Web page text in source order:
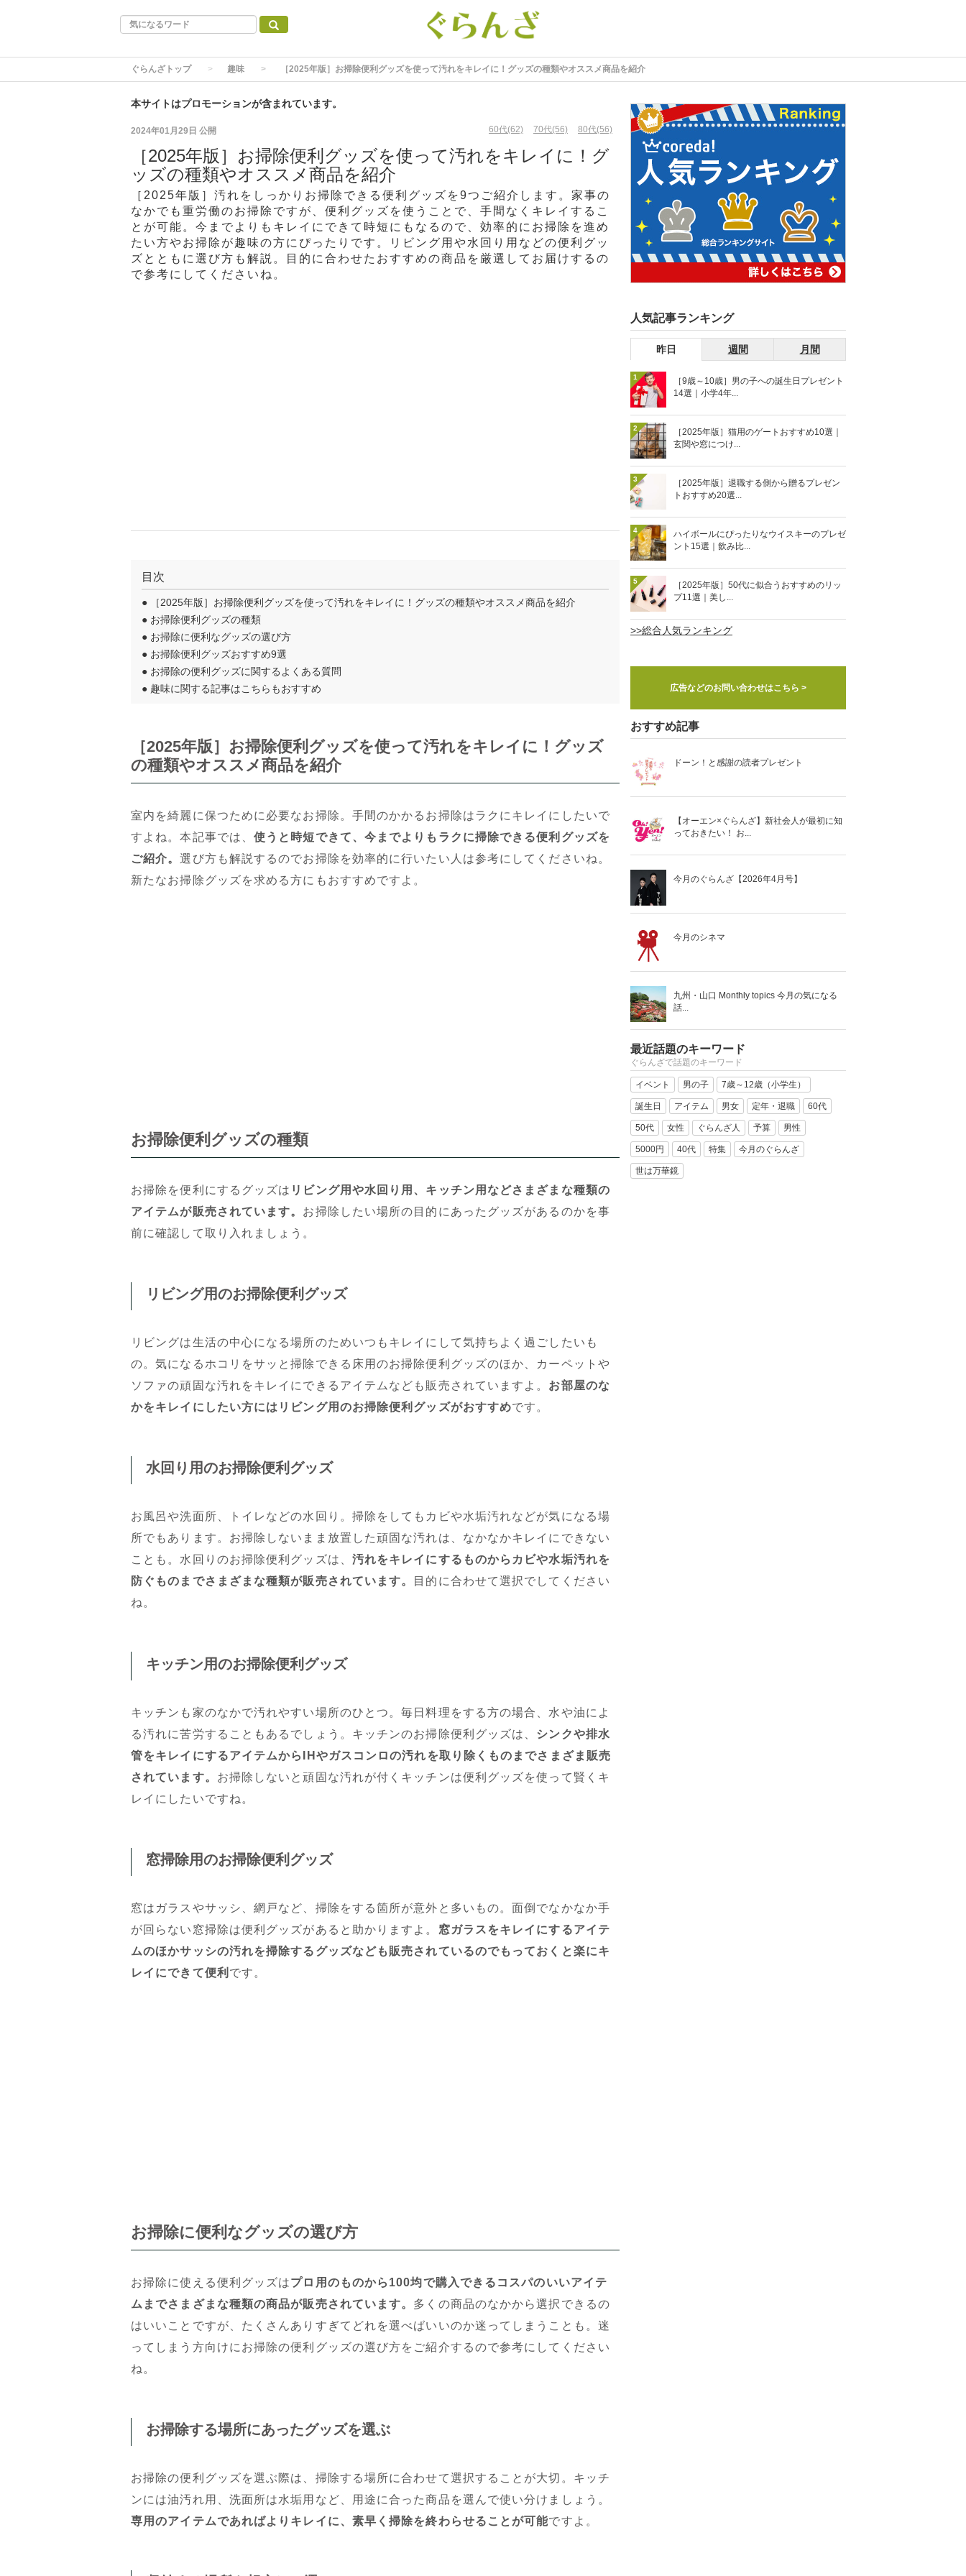
ぐらんざトップ 趣味 ［2025年版］お掃除便利グッズを使って汚れをキレイに！グッズの種類やオススメ商品を紹介
本サイトはプロモーションが含まれています。
2024年01月29日 公開 60代(62) 70代(56) 80代(56)
［2025年版］お掃除便利グッズを使って汚れをキレイに！グ
ッズの種類やオススメ商品を紹介
［2025年版］汚れをしっかりお掃除できる便利グッズを9つご紹介します。家事の
なかでも重労働のお掃除ですが、便利グッズを使うことで、手間なくキレイするこ
とが可能。今までよりもキレイにできて時短にもなるので、効率的にお掃除を進め
たい方やお掃除が趣味の方にぴったりです。リビング用や水回り用などの便利グッ
ズとともに選び方も解説。目的に合わせたおすすめの商品を厳選してお届けするの
で参考にしてくださいね。
目次
● ［2025年版］お掃除便利グッズを使って汚れをキレイに！グッズの種類やオススメ商品を紹介
● お掃除便利グッズの種類
● お掃除に便利なグッズの選び方
● お掃除便利グッズおすすめ9選
● お掃除の便利グッズに関するよくある質問
● 趣味に関する記事はこちらもおすすめ
［2025年版］お掃除便利グッズを使って汚れをキレイに！グッズ
の種類やオススメ商品を紹介
室内を綺麗に保つために必要なお掃除。手間のかかるお掃除はラクにキレイにしたいで
すよね。本記事では、 使うと時短できて、今までよりもラクに掃除できる便利グッズを
ご紹介。選び方も解説するのでお掃除を効率的に行いたい人は参考にしてくださいね。
新たなお掃除グッズを求める方にもおすすめですよ。
お掃除便利グッズの種類
お掃除を便利にするグッズは リビング用や水回り用、キッチン用などさまざまな種類の
アイテムが販売されています。 お掃除したい場所の目的にあったグッズがあるのかを事
前に確認して取り入れましょう。
リビング用のお掃除便利グッズ
リビングは生活の中心になる場所のためいつもキレイにして気持ちよく過ごしたいも
の。気になるホコリをサッと掃除できる床用のお掃除便利グッズのほか、カーペットや
ソファの頑固な汚れをキレイにできるアイテムなども販売されていますよ。 お部屋のな
かをキレイにしたい方にはリビング用のお掃除便利グッズがおすすめです。
水回り用のお掃除便利グッズ
お風呂や洗面所、トイレなどの水回り。掃除をしてもカビや水垢汚れなどが気になる場
所でもあります。お掃除しないまま放置した頑固な汚れは、なかなかキレイにできない
ことも。水回りのお掃除便利グッズは、 汚れをキレイにするものからカビや水垢汚れを
防ぐものまでさまざまな種類が販売されています。
目的に合わせて選択でしてください
ね。
キッチン用のお掃除便利グッズ
キッチンも家のなかで汚れやすい場所のひとつ。毎日料理をする方の場合、水や油によ
る汚れに苦労することもあるでしょう。キッチンのお掃除便利グッズは、 シンクや排水
管をキレイにするアイテムからIHやガスコンロの汚れを取り除くものまでさまざま販売
されています。 お掃除しないと頑固な汚れが付くキッチンは便利グッズを使って賢くキ
レイにしたいですね。
窓掃除用のお掃除便利グッズ
窓はガラスやサッシ、網戸など、掃除をする箇所が意外と多いもの。面倒でなかなか手
が回らない窓掃除は便利グッズがあると助かりますよ。 窓ガラスをキレイにするアイテ
ムのほかサッシの汚れを掃除するグッズなども販売されているのでもっておくと楽にキ
レイにできて便利 です。
お掃除に便利なグッズの選び方
お掃除に使える便利グッズはプロ用のものから100均で購入できるコスパのいいアイテ
ムまでさまざまな種類の商品が販売されています。 多くの商品のなかから選択できるの
はいいことですが、たくさんありすぎてどれを選べばいいのか迷ってしまうことも。迷
ってしまう方向けにお掃除の便利グッズの選び方をご紹介するので参考にしてください
ね。
お掃除する場所にあったグッズを選ぶ
お掃除の便利グッズを選ぶ際は、掃除する場所に合わせて選択することが大切。キッチ
ンには油汚れ用、洗面所は水垢用など、用途に合った商品を選んで使い分けましょう。
専用のアイテムであればよりキレイに、素早く掃除を終わらせることが可能ですよ。
人気記事ランキング
昨日 週間 月間
1
［9歳～10歳］男の子への誕生日プレゼント
14選｜小学4年...
2
［2025年版］猫用のゲートおすすめ10選｜
玄関や窓につけ...
3
［2025年版］退職する側から贈るプレゼン
トおすすめ20選...
4
ハイボールにぴったりなウイスキーのプレゼ
ント15選｜飲み比...
5
［2025年版］50代に似合うおすすめのリッ
プ11選｜美し...
>>総合人気ランキング
広告などのお問い合わせはこちら >
おすすめ記事
ドーン！と感謝の読者プレゼント
【オーエン×ぐらんざ】新社会人が最初に知
っておきたい！ お...
今月のぐらんざ【2026年4月号】
今月のシネマ
九州・山口 Monthly topics 今月の気になる
話...
最近話題のキーワード
ぐらんざで話題のキーワード
イベント 男の子 7歳～12歳（小学生）
誕生日 アイテム 男女 定年・退職 60代
50代 女性 ぐらんざ人 予算 男性
5000円 40代 特集 今月のぐらんざ
世は万華鏡